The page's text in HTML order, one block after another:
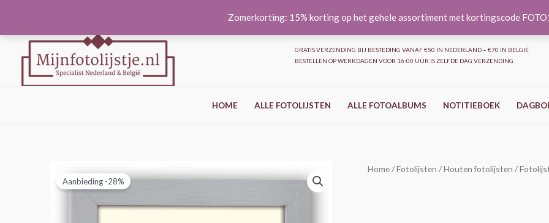
Zomerkorting: 15% korting op het gehele assortiment met kortingscode
inhoud
GRATIS VERZENDING BIJ BESTEDING VANAF €50 IN NEDERLAND – €70 IN BELGIË
BESTELLEN OP WERKDAGEN VOOR 16:00 UUR IS ZELFDE DAG VERZENDING
HOME ALLE FOTOLIJSTEN ALLE FOTOALBUMS NOTITIEBOEK
Aanbieding -28%
Home/Fotolijsten /Houten fotolijsten /
Prijsklasse:
Fotolijst